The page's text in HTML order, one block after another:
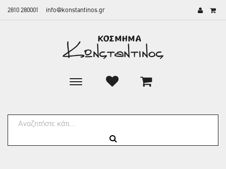
2810 280001 info@konstantinos.gr
Toggle